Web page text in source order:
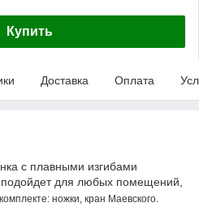
Купить
Доставка Оплата
с плавными изгибами
для любых помещений,
ножки, кран Маевского.